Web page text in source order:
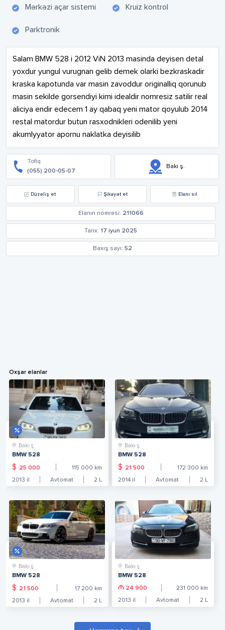
Mərkəzi açar sistemi Kruiz kontrol
Parktronik
Salam BMW 528 i 2012 ViN 2013 masinda deyisen detal
yoxdur yungul vurugnan gelib demek olarki bezkraskadir
kraska kapotunda var masin zavoddur originalliq qorunub
masin sekilde gorsendiyi kimi idealdir nomresiz satilir real
aliciya endir edecem 1 ay qabaq yeni mator qoyulub 2014
restal matordur butun rasxodnikleri odenilib yeni
akumlyyator apornu naklatka deyisilib
Tofiq
(055) 200-05-07
Bakı ş.
Düzəliş et Şikayət et Elanı sil
Elanın nömrəsi: 211066
Tarix: 17 iyun 2025
Baxış sayı: 52
Oxşar elanlar
Bakı ş.
BMW 528
$ 25 000 115 000 km
2013 il Avtomat 2 L
Bakı ş.
BMW 528
$ 21 500 172 300 km
2014il Avtomat 2 L
Bakı ş.
BMW 528
$ 21 500 17 200 km
2013 il Avtomat 2 L
Bakı ş.
BMW 528
24 900 231 000 km
2013 il Avtomat 2 L